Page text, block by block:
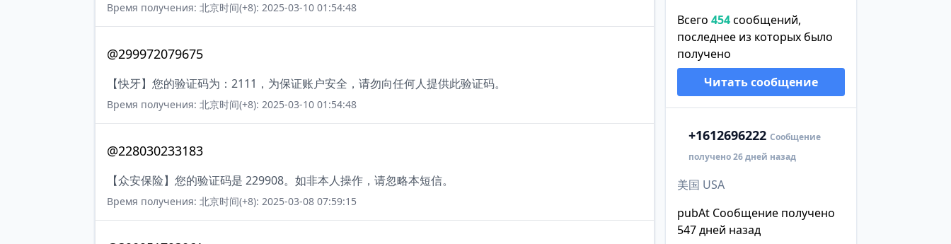
Время получения: 北京时间(+8): 2025-03-10 01:54:48
@299972079675
【快牙】您的验证码为：2111，为保证账户安全，请勿向任何人提供此验证码。
Время получения: 北京时间(+8): 2025-03-10 01:54:48
@228030233183
【众安保险】您的验证码是 229908。如非本人操作，请忽略本短信。
Время получения: 北京时间(+8): 2025-03-08 07:59:15
Всего 454сообщений,
последнее из которых было
получено
Читать сообщение
+1612696222 Сообщение
получено 26 дней назад
美国 USA
pubAt Сообщение получено
547 дней назад